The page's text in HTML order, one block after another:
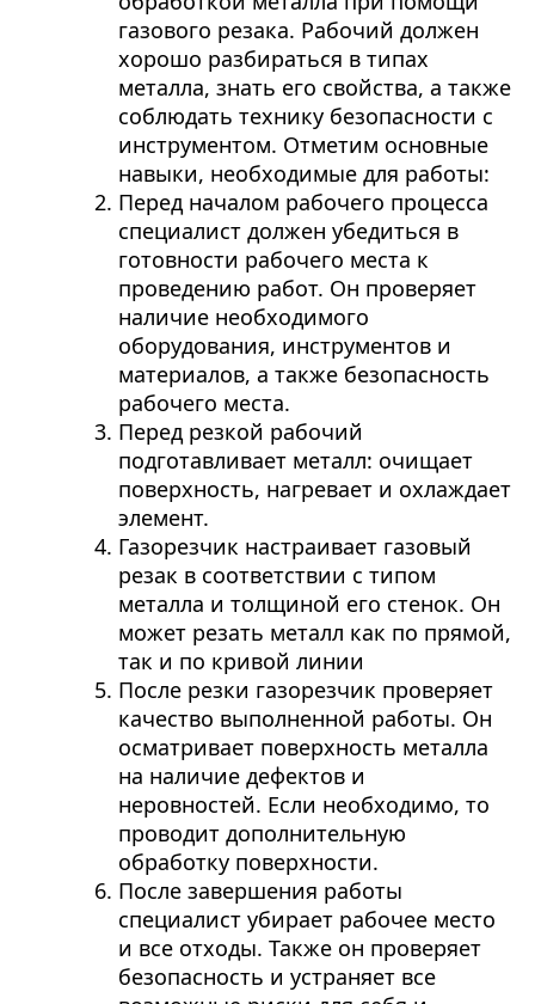
газового резака. Рабочий должен
хорошо разбираться в типах
металла, знать его свойства, а также
соблюдать технику безопасности с
инструментом. Отметим основные
навыки, необходимые для работы:
Перед началом рабочего процесса
специалист должен убедиться в
готовности рабочего места к
проведению работ. Он проверяет
наличие необходимого
оборудования, инструментов и
материалов, а также безопасность
рабочего места.
Перед резкой рабочий
подготавливает металл: очищает
поверхность, нагревает и охлаждает
элемент.
Газорезчик настраивает газовый
резак в соответствии с типом
металла и толщиной его стенок. Он
может резать металл как по прямой,
так и по кривой линии
После резки газорезчик проверяет
качество выполненной работы. Он
осматривает поверхность металла
на наличие дефектов и
неровностей. Если необходимо, то
проводит дополнительную
обработку поверхности.
После завершения работы
специалист убирает рабочее место
и все отходы. Также он проверяет
безопасность и устраняет все